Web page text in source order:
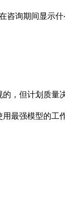
询期间显示什
，但计划质
最强模型的工